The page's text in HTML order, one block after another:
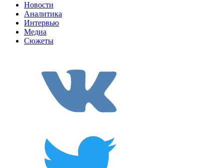
Новости
Аналитика
Интервью
Медиа
Сюжеты